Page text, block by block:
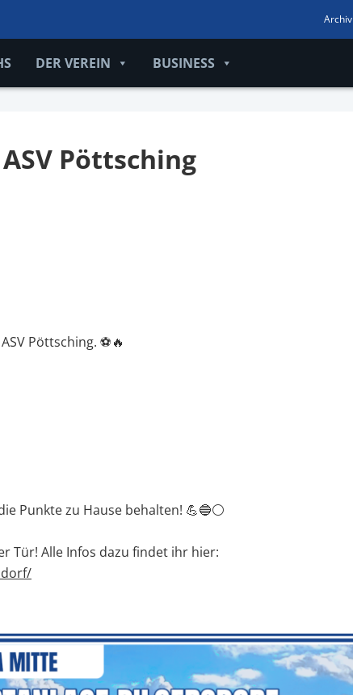
Archiv
DER VEREIN BUSINESS
Pöttsching
Pöttsching. ⚽🔥
Punkte zu Hause behalten! 💪🔵⚪
Tür! Alle Infos dazu findet ihr hier: